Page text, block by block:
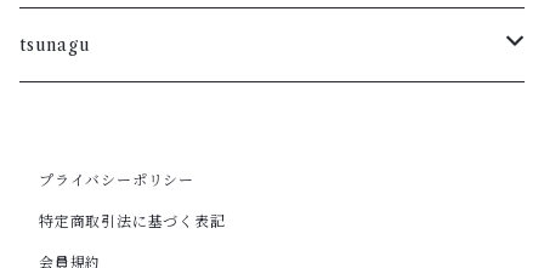
ラウンドカーディガン・ボーダー
ロングカーディガン
重ねVプルオーバー
ワンピース
ラウンドネックカーディガン
VNプルオーバー
tsunagu
ポートネックチュニック
プライバシーポリシー
特定商取引法に基づく表記
会員規約